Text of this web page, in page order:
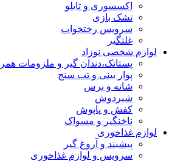
اکسسوری و تابلو
تشک بازی
سرویس رختخواب
غلتگیر
لوازم شخصی نوزاد
پستانک،دندان گیر و ملزومات
پوار بینی و تب سنج
شانه و برس
شیردوش
کفش و پاپوش
ناخنگیر و مسواک
لوازم غذاخوری
پیشبند و آروغ گیر
سرویس و لوازم غذاخوری